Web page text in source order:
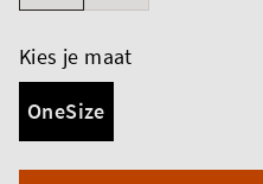
Kies je maat
OneSize